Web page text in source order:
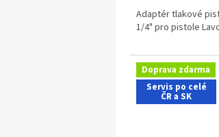
Adaptér tlakové
1/4" pro pistole
Doprava zdarma
Servis po celé
ČR a SK